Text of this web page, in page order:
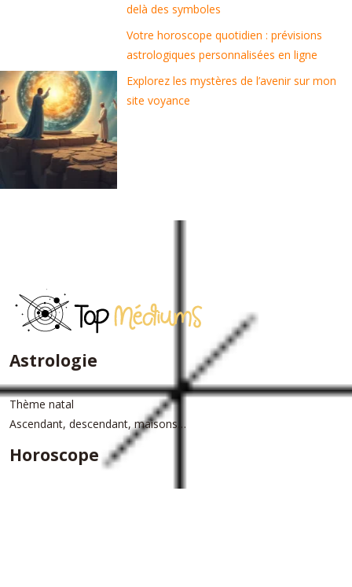
delà des symboles
Votre horoscope quotidien : prévisions
astrologiques personnalisées en ligne
Explorez les mystères de l’avenir sur mon
site voyance
Astrologie
Thème natal
Ascendant, descendant, maisons…
Horoscope